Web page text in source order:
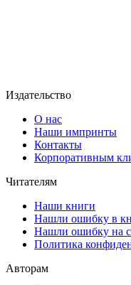
Издательство
О нас
Наши импринты
Контакты
Корпоративным
Читателям
Наши книги
Нашли ошибку в
Нашли ошибку на
Политика
Авторам